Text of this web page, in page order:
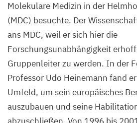
Molekulare Medizin in der
(MDC) besuchte. Der
ans MDC, weil er sich hier die
Forschungsunabhängigkeit
Gruppenleiter zu werden. In der
Professor Udo Heinemann fand
Umfeld, um sein europäisches
auszubauen und seine